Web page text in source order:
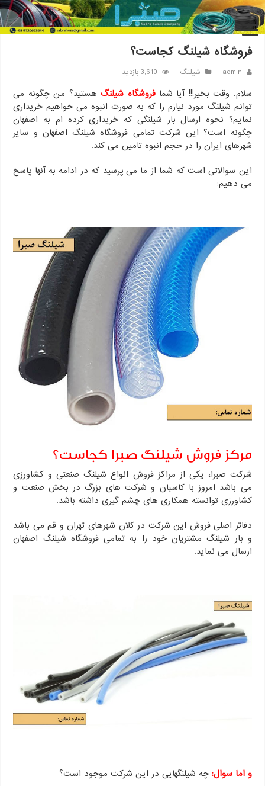
خانه / شیلنگ / فروشگاه شیلنگ کجاست؟
فروشگاه شیلنگ کجاست؟
admin شیلنگ 3,610 بازدید
سلام. وقت بخیر!!! آیا شمافروشگاه شیلنگ هستید؟ من چگونه می
توانم شیلنگ مورد نیازم را که به صورت انبوه می خواهیم خریداری
نمایم؟ نحوه ارسال بار شیلنگی که خریداری کرده ام به اصفهان
چگونه است؟ این شرکت تمامی فروشگاه شیلنگ اصفهان و سایر
شهرهای ایران را در حجم انبوه تامین می کند.
این سوالاتی است که شما از ما می پرسید که در ادامه به آنها پاسخ
می دهیم:
مرکز فروش شیلنگ صبرا کجاست؟
شرکت صبرا، یکی از مراکز فروش انواع شیلنگ صنعتی و کشاورزی
می باشد امروز با کاسبان و شرکت های بزرگ در بخش صنعت و
کشاورزی توانسته همکاری های چشم گیری داشته باشد.
دفاتر اصلی فروش این شرکت در کلان شهرهای تهران و قم می باشد
و بار شیلنگ مشتریان خود را به تمامی فروشگاه شیلنگ اصفهان
ارسال می نماید.
و اما سوال: چه شیلنگهایی در این شرکت موجود است؟